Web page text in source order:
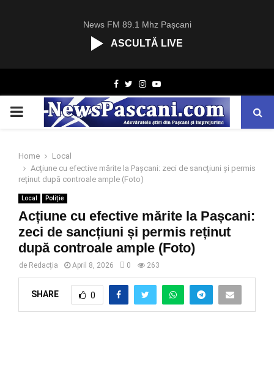
News FM 89.1 Mhz Pașcani
ASCULTĂ LIVE
Facebook
TwitterInstagram
Youtube
PRIMARY
Home
Local
Acțiune cu efective mărite la Pașcani: zeci de sancțiuni și permis
reținut după controale ample (Foto)
Local Poliție
Acțiune cu efective mărite la Pașcani:
zeci de sancțiuni și permis reținut
după controale ample (Foto)
de Redacția April 8, 2026 0 263
SHARE 0